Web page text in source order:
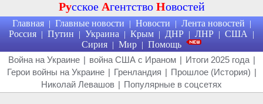
Русское Агентство Новостей
Главная | Главные новости | Новости | Лента новостей |
Россия | Путин | Украина | Крым | ДНР | ЛНР | США |
Сирия | Мир | Помощь
Война на Украине | война США с Ираном | Итоги 2025 года |
Герои войны на Украине | Гренландия | Прошлое (История) |
Николай Левашов | Популярные в соцсетях